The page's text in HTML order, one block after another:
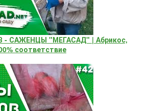
САЖЕНЦЫ "МЕГАСАД" | Абрикос,
соответствие